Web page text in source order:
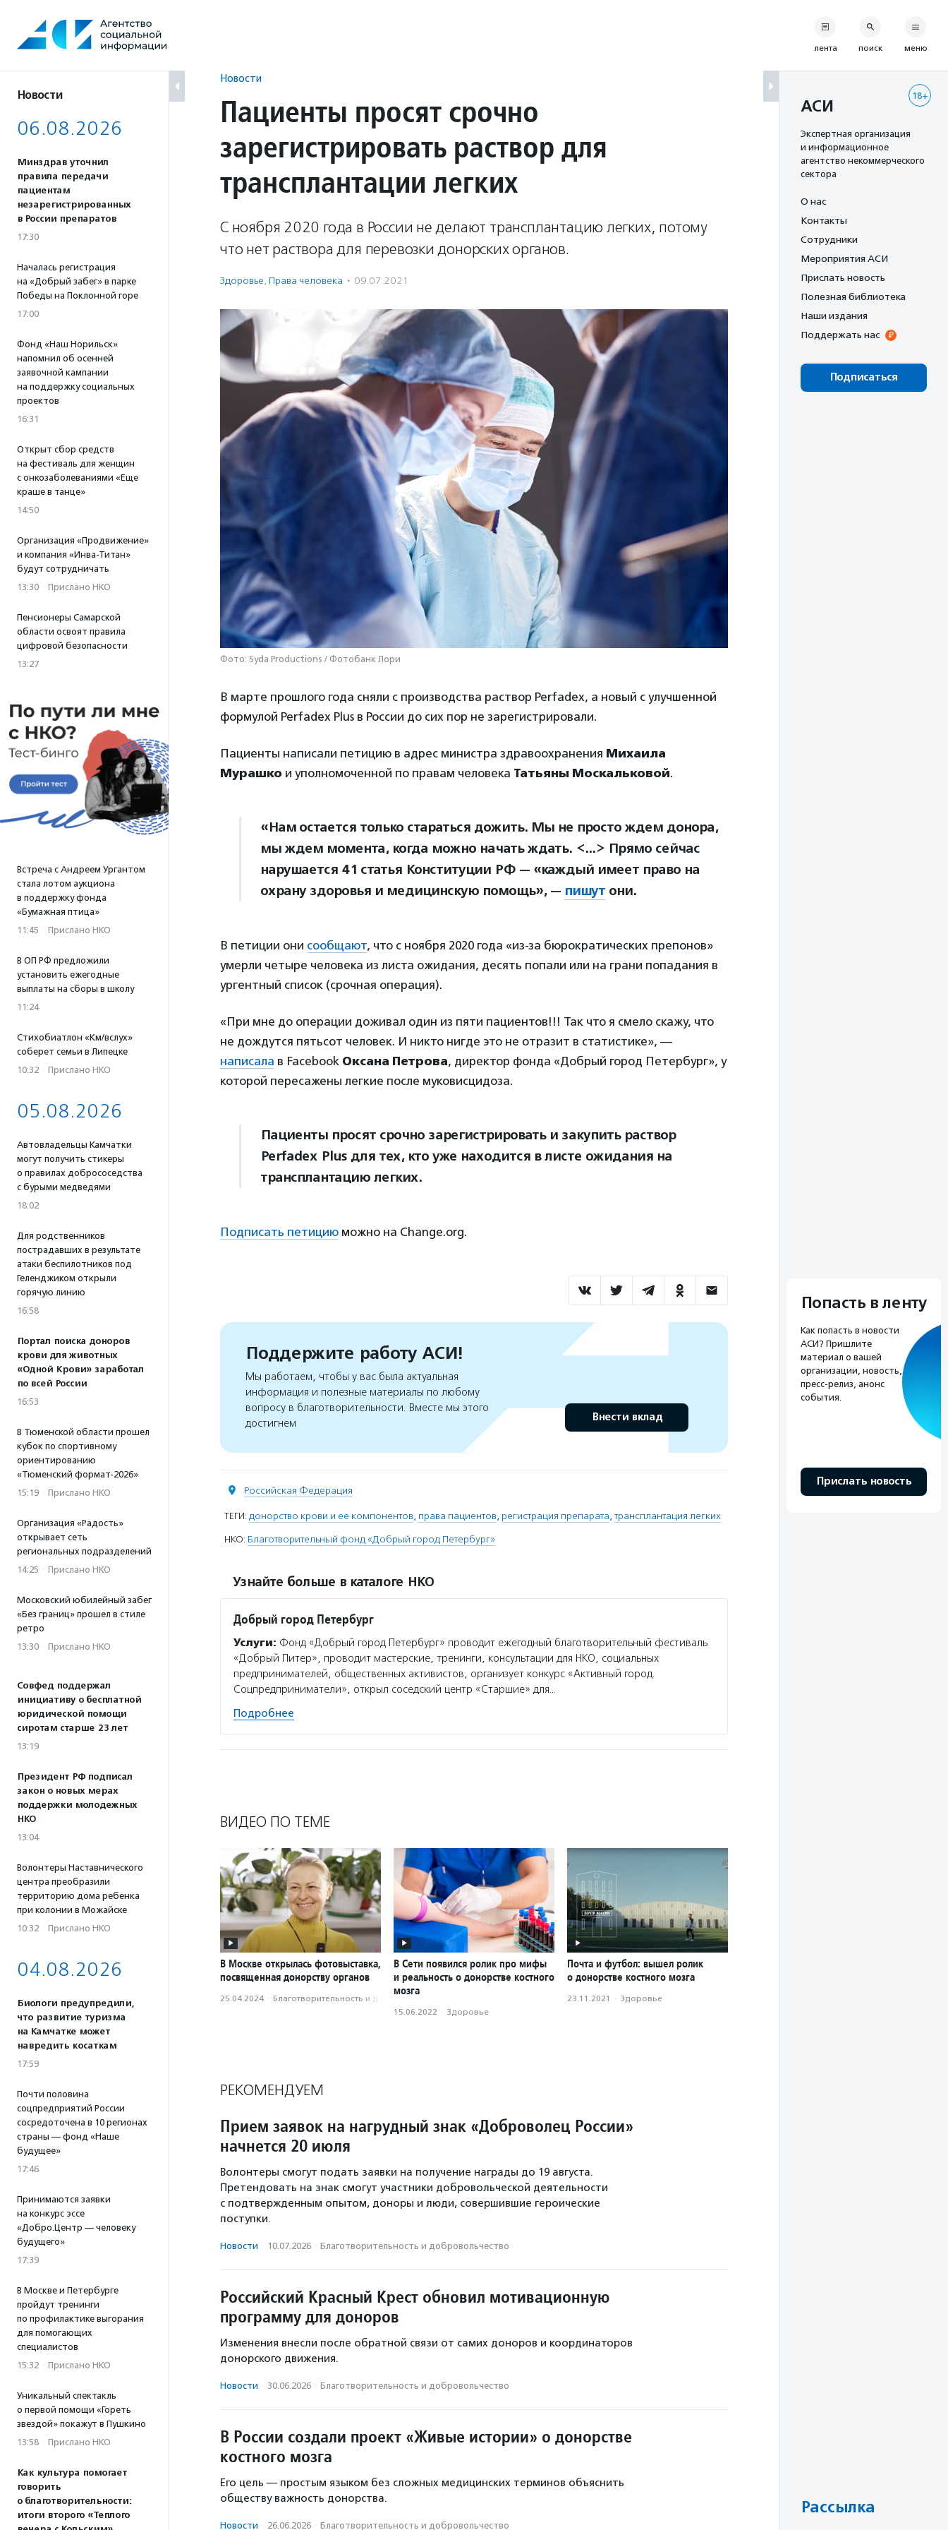
содержанию
Новости
06.08.2026
Минздрав уточнил
правила передачи
пациентам
незарегистрированных
в России препаратов
17:30
Началась регистрация
на «Добрый забег» в парке
Победы на Поклонной горе
17:00
Фонд «Наш Норильск»
напомнил об осенней
заявочной кампании
на поддержку социальных
проектов
16:31
Открыт сбор средств
на фестиваль для женщин
с онкозаболеваниями «Еще
краше в танце»
14:50
Организация «Продвижение»
и компания «Инва-Титан»
будут сотрудничать
13:30 · Прислано НКО
Пенсионеры Самарской
области освоят правила
цифровой безопасности
13:27
Встреча с Андреем Ургантом
стала лотом аукциона
в поддержку фонда
«Бумажная птица»
11:45 · Прислано НКО
В ОП РФ предложили
установить ежегодные
выплаты на сборы в школу
11:24
Стихобиатлон «Км/вслух»
соберет семьи в Липецке
10:32 · Прислано НКО
05.08.2026
Автовладельцы Камчатки
могут получить стикеры
о правилах добрососедства
с бурыми медведями
18:02
Для родственников
пострадавших в результате
атаки беспилотников под
Геленджиком открыли
горячую линию
16:58
Портал поиска доноров
крови для животных
«Одной Крови» заработал
по всей России
16:53
В Тюменской области прошел
кубок по спортивному
ориентированию
«Тюменский формат-2026»
15:19 · Прислано НКО
Организация «Радость»
открывает сеть
региональных подразделений
14:25 · Прислано НКО
Московский юбилейный забег
«Без границ» прошел в стиле
ретро
13:30 · Прислано НКО
Совфед поддержал
инициативу о бесплатной
юридической помощи
сиротам старше 23 лет
13:19
Президент РФ подписал
закон о новых мерах
поддержки молодежных
НКО
13:04
Волонтеры Наставнического
центра преобразили
территорию дома ребенка
при колонии в Можайске
10:32 · Прислано НКО
04.08.2026
Биологи предупредили,
что развитие туризма
на Камчатке может
навредить косаткам
17:59
Почти половина
соцпредприятий России
сосредоточена в 10 регионах
страны — фонд «Наше
будущее»
17:46
Принимаются заявки
на конкурс эссе
«Добро.Центр — человеку
будущего»
17:39
В Москве и Петербурге
пройдут тренинги
по профилактике выгорания
для помогающих
специалистов
15:32 · Прислано НКО
Уникальный спектакль
о первой помощи «Гореть
звездой» покажут в Пушкино
13:58 · Прислано НКО
Как культура помогает
говорить
о благотворительности:
итоги второго «Теплого
Новости
Пациенты просят срочно
зарегистрировать раствор для
трансплантации легких
С ноября 2020 года в России не делают трансплантацию легких, потому
что нет раствора для перевозки донорских органов.
Здоровье, Права человека · 09.07.2021
Фото: Syda Productions / Фотобанк Лори
В марте прошлого года сняли с производства раствор Perfadex, а новый с улучшенной
формулой Perfadex Plus в России до сих пор не зарегистрировали.
Пациенты написали петицию в адрес министра здравоохранения Михаила
Мурашко и уполномоченной по правам человека Татьяны Москальковой.
«Нам остается только стараться дожить. Мы не просто ждем донора,
мы ждем момента, когда можно начать ждать. <...> Прямо сейчас
нарушается 41 статья Конституции РФ — «каждый имеет право на
охрану здоровья и медицинскую помощь», — пишут они.
В петиции они сообщают, что с ноября 2020 года «из-за бюрократических препонов»
умерли четыре человека из листа ожидания, десять попали или на грани попадания в
ургентный список (срочная операция).
«При мне до операции доживал один из пяти пациентов!!! Так что я смело скажу, что
не дождутся пятьсот человек. И никто нигде это не отразит в статистике», —
написала в Facebook Оксана Петрова, директор фонда «Добрый город Петербург», у
которой пересажены легкие после муковисцидоза.
Пациенты просят срочно зарегистрировать и закупить раствор
Perfadex Plus для тех, кто уже находится в листе ожидания на
трансплантацию легких.
Подписать петицию можно на Change.org.
Поддержите работу АСИ!
Мы работаем, чтобы у вас была актуальная
информация и полезные материалы по любому
вопросу в благотворительности. Вместе мы этого
достигнем
Внести вклад
Российская Федерация
ТЕГИ: донорство крови и ее компонентов, права пациентов, регистрация препарата,трансплантация легких
НКО: Благотворительный фонд «Добрый город Петербург»
Узнайте больше в каталоге НКО
Добрый город Петербург
Услуги: Фонд «Добрый город Петербург» проводит ежегодный благотворительный фестиваль
«Добрый Питер», проводит мастерские, тренинги, консультации для НКО, социальных
предпринимателей, общественных активистов, организует конкурс «Активный город.
Соцпредприниматели», открыл соседский центр «Старшие» для…
Подробнее
ВИДЕО ПО ТЕМЕ
В Москве открылась фотовыставка,
посвященная донорству органов
25.04.2024 · Благотвори­тель­ность и доброволь­чест­во
В Сети появился ролик про мифы
и реальность о донорстве костного
мозга
15.06.2022 · Здоровье
Почта и футбол: вышел ролик
о донорстве костного мозга
23.11.2021 · Здоровье
РЕКОМЕНДУЕМ
Прием заявок на нагрудный знак «Доброволец России»
начнется 20 июля
Волонтеры смогут подать заявки на получение награды до 19 августа.
Претендовать на знак смогут участники добровольческой деятельности
с подтвержденным опытом, доноры и люди, совершившие героические
поступки.
Новости · 10.07.2026 · Благотвори­тель­ность и доброволь­чест­во
Российский Красный Крест обновил мотивационную
программу для доноров
Изменения внесли после обратной связи от самих доноров и координаторов
донорского движения.
Новости · 30.06.2026 · Благотвори­тель­ность и доброволь­чест­во
В России создали проект «Живые истории» о донорстве
костного мозга
Его цель — простым языком без сложных медицинских терминов объяснить
обществу важность донорства.
Новости · 26.06.2026 · Благотвори­тель­ность и доброволь­чест­во
лента поиск меню
18+
АСИ
Экспертная организация
и информационное
агентство некоммерческого
сектора
О нас
Контакты
Сотрудники
Мероприятия АСИ
Прислать новость
Полезная библиотека
Наши издания
Поддержать нас
Подписаться
Попасть в ленту
Как попасть в новости
АСИ? Пришлите
материал о вашей
организации, новость,
пресс-релиз, анонс
события.
Прислать новость
Рассылка